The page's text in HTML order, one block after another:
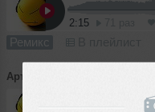
2:15
Ремикс
Артём